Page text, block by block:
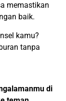
memastikan
baik.
kamu?
tanpa
di